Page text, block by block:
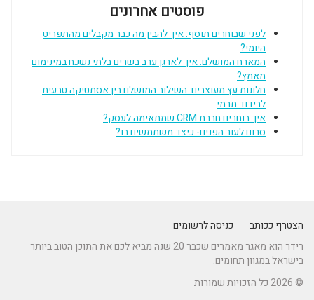
פוסטים אחרונים
לפני שבוחרים תוסף: איך להבין מה כבר מקבלים מהתפריט
היומי?
המארח המושלם: איך לארגן ערב בשרים בלתי נשכח במינימום
מאמץ?
חלונות עץ מעוצבים: השילוב המושלם בין אסתטיקה טבעית
לבידוד תרמי
איך בוחרים חברת CRM שמתאימה לעסק?
סרום לעור הפנים- כיצד משתמשים בו?
הצטרף ככותב
כניסה לרשומים
רידר הוא מאגר מאמרים שכבר 20 שנה מביא לכם את התוכן הטוב ביותר
בישראל במגוון תחומים.
© 2026 כל הזכויות שמורות